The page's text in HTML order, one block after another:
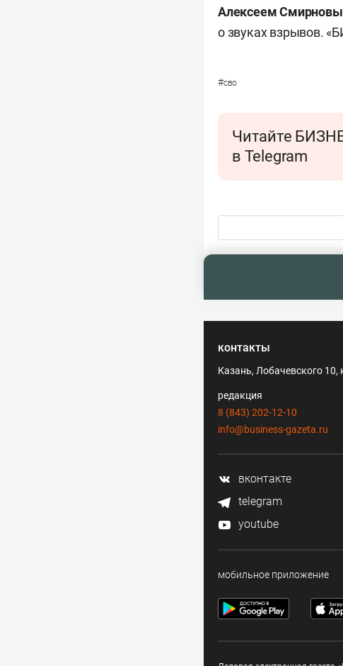
Алексеем
о звуках взрывов.
#сво
Читайте
в Telegram
контакты
Казань, Лобачевского 10,
редакция
8 (843) 202-12-10
info@business-gazeta.ru
вконтакте
telegram
youtube
мобильное приложение